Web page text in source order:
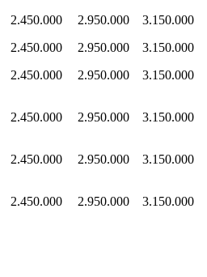
2.450.000 2.950.000
3.150.000
2.450.000 2.950.000
3.150.000
2.450.000 2.950.000 3.150.000
2.450.000 2.950.000 3.150.000
2.450.000 2.950.000 3.150.000
2.450.000 2.950.000 3.150.000